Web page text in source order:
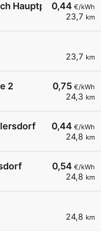
0,44 €/kWh
23,7 km
Hauptplatz
23,7 km
0,75 €/kWh
24,3 km
2
0,44 €/kWh
24,8 km
0,54 €/kWh
24,8 km
24,8 km